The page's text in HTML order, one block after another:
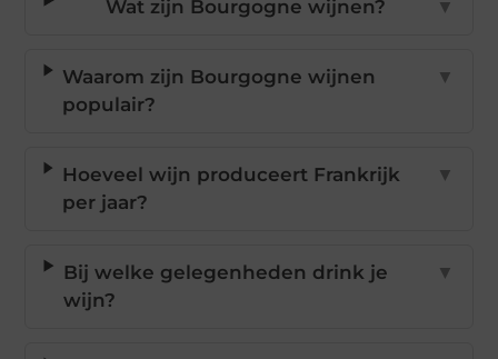
Wat zijn Bourgogne wijnen? ▼
Waarom zijn Bourgogne wijnen
populair?
▼
Hoeveel wijn produceert Frankrijk
per jaar?
▼
Bij welke gelegenheden drink je
wijn?
▼